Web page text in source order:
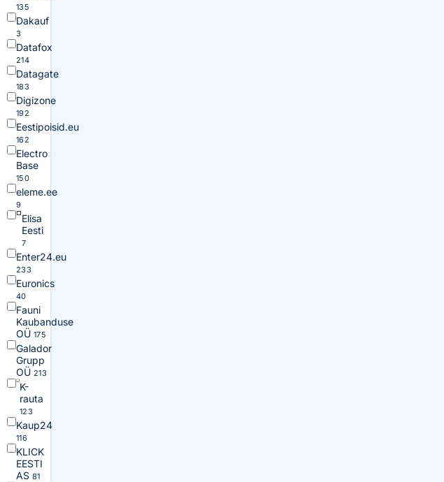
135
Dakauf
3
Datafox
214
Datagate
183
Digizone
192
Eestipoisid.eu
162
Electro
Base
150
eleme.ee
9
Elisa
Eesti
7
Enter24.eu
233
Euronics
40
Fauni
Kaubanduse
OÜ 175
Galador
Grupp
OÜ 213
K-
rauta
123
Kaup24
116
KLICK
EESTI
AS 81